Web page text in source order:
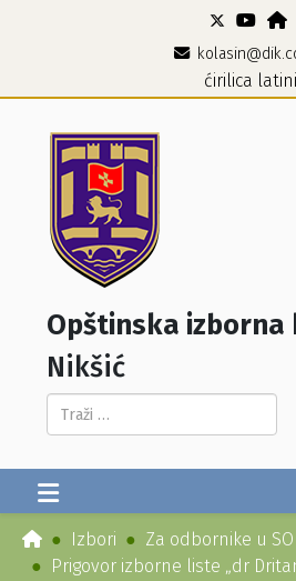
ćirilica
Opštinska izborna
Nikšić
Pretraga...
Izbori Za odbornike u SO
Prigovor izborne liste „dr